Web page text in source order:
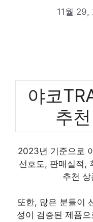
11월 29,
야코
추
2023년 기준으로
선호도, 판매실적,
추천
또한, 많은 분들이
성이 검증된 제품